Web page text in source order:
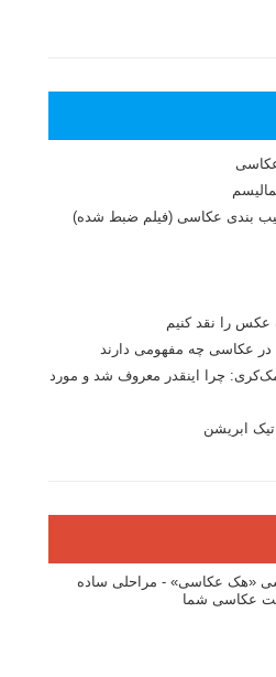
بندی عکاسی (فیلم ضبط شده)
را نقد کنیم
در عکاسی چه مفهومی دارند
مک‌کری: چرا اینقدر معروف شد و مورد
ابریشن
«هک عکاسی» - مراحلی ساده
عکاسی شما